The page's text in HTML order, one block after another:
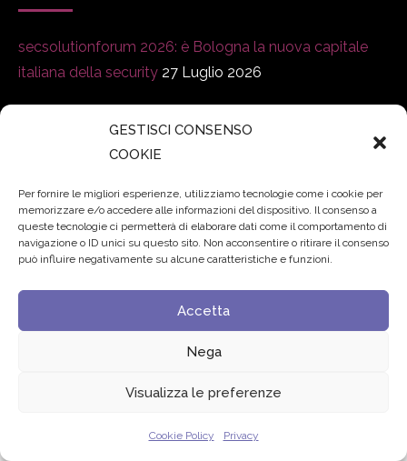
GESTISCI CONSENSO
COOKIE
Per fornire le migliori esperienze, utilizziamo tecnologie come i cookie per
memorizzare e/o accedere alle informazioni del dispositivo. Il consenso a
queste tecnologie ci permetterà di elaborare dati come il comportamento di
navigazione o ID unici su questo sito. Non acconsentire o ritirare il consenso
può influire negativamente su alcune caratteristiche e funzioni.
Accetta
Nega
Visualizza le preferenze
Cookie Policy Privacy
secsolutionforum 2026: è Bologna la nuova capitale
italiana della security 27 Luglio 2026
algoritmi del potere serve una governance condivisa»
Edvance – Digital Education Hub Higher Education 15
Giugno 2026
© 2024 Fondazione Comunica – All rights reserved
Privacy